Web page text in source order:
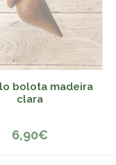
bolota madeira
clara
ESGOTADO
6,90€